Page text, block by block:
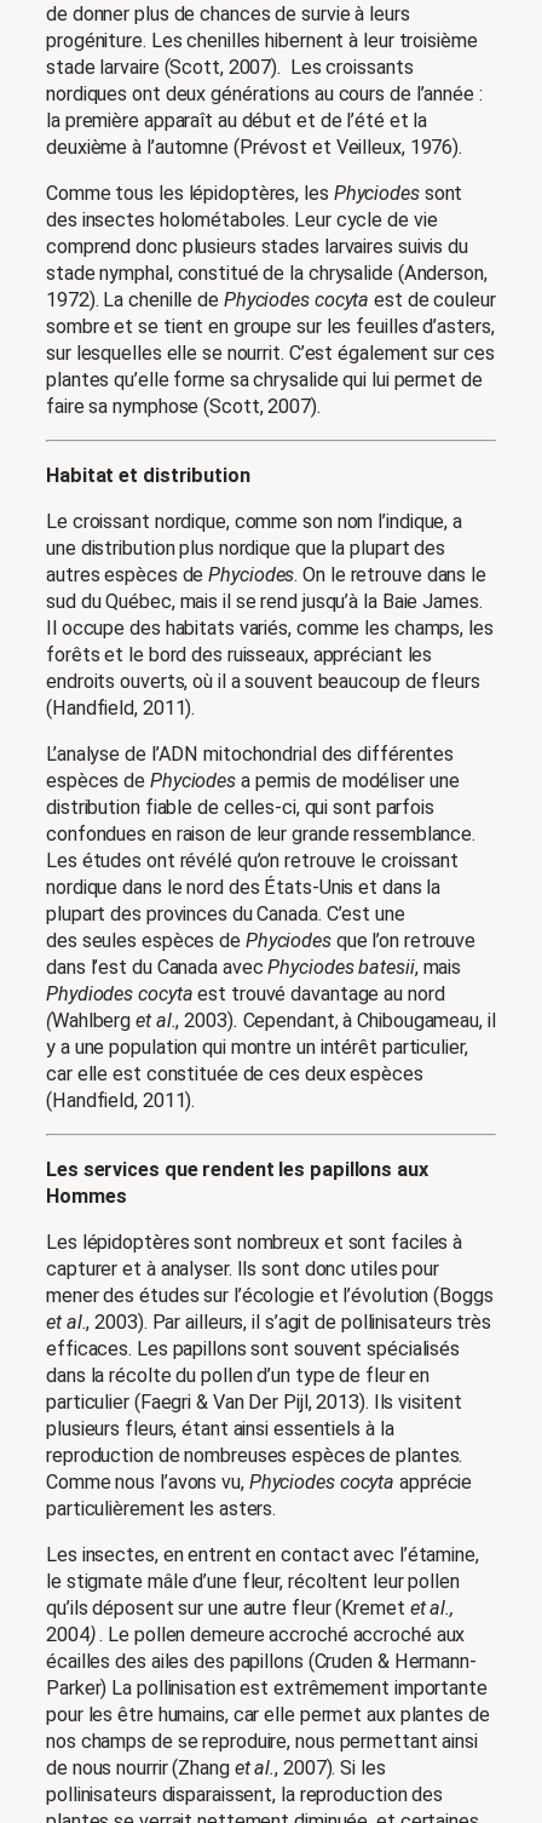
de donner plus de chances de survie à leurs
progéniture. Les chenilles hibernent à leur troisième
stade larvaire (Scott, 2007). Les croissants
nordiques ont deux générations au cours de l’année :
la première apparaît au début et de l’été et la
deuxième à l’automne (Prévost et Veilleux, 1976).
Comme tous les lépidoptères, les Phyciodessont
des insectes holométaboles. Leur cycle de vie
comprend donc plusieurs stades larvaires suivis du
stade nymphal, constitué de la chrysalide (Anderson,
1972). La chenille de Phyciodes cocytaest de couleur
sombre et se tient en groupe sur les feuilles d’asters,
sur lesquelles elle se nourrit. C’est également sur ces
plantes qu’elle forme sa chrysalide qui lui permet de
faire sa nymphose (Scott, 2007).
Habitat et distribution
Le croissant nordique, comme son nom l’indique, a
une distribution plus nordique que la plupart des
autres espèces dePhyciodes. On le retrouve dans le
sud du Québec, mais il se rend jusqu’à la Baie James.
Il occupe des habitats variés, comme les champs, les
forêts et le bord des ruisseaux, appréciant les
endroits ouverts, où il a souvent beaucoup de fleurs
(Handfield, 2011).
L’analyse de l’ADN mitochondrial des différentes
espèces de Phyciodes a permis de modéliser une
distribution fiable de celles-ci, qui sont parfois
confondues en raison de leur grande ressemblance.
Les études ont révélé qu’on retrouve le croissant
nordique dans le nord des États-Unis et dans la
plupart des provinces du Canada. C’est une
des seules espèces de Phyciodes que l’on retrouve
dans l’est du Canada avecPhyciodes batesii, mais
Phydiodes cocytaest trouvé davantage au nord
(Wahlberget al., 2003). Cependant, à Chibougameau, il
y a une population qui montre un intérêt particulier,
car elle est constituée de ces deux espèces
(Handfield, 2011).
Les services que rendent les papillons aux
Hommes
Les lépidoptères sont nombreux et sont faciles à
capturer et à analyser. Ils sont donc utiles pour
mener des études sur l’écologie et l’évolution (Boggs
et al., 2003). Par ailleurs, il s’agit de pollinisateurs très
efficaces. Les papillons sont souvent spécialisés
dans la récolte du pollen d’un type de fleur en
particulier (Faegri & Van Der Pijl, 2013). Ils visitent
plusieurs fleurs, étant ainsi essentiels à la
reproduction de nombreuses espèces de plantes.
Comme nous l’avons vu, Phyciodes cocytaapprécie
particulièrement les asters.
Les insectes, en entrent en contact avec l’étamine,
le stigmate mâle d’une fleur, récoltent leur pollen
qu’ils déposent sur une autre fleur (Kremet et al.,
2004). Le pollen demeure accroché accroché aux
écailles des ailes des papillons (Cruden & Hermann-
Parker) La pollinisation est extrêmement importante
pour les être humains, car elle permet aux plantes de
nos champs de se reproduire, nous permettant ainsi
de nous nourrir (Zhang et al., 2007). Si les
pollinisateurs disparaissent, la reproduction des